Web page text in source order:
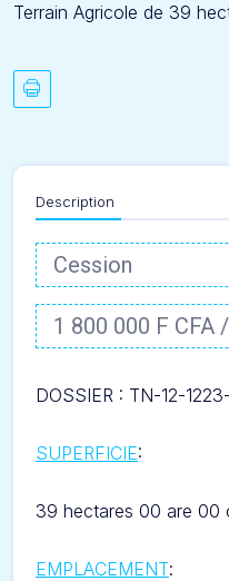
Terrain Agricole de 39
Description
Cession
1 800 000 F CFA
DOSSIER : TN-12-
SUPERFICIE:
39 hectares 00 are 00
EMPLACEMENT: